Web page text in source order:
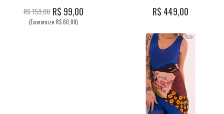
R$ 159,00 R$ 99,00
(Economize R$ 60,00)
R$ 449,00